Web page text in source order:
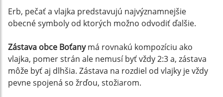
Erb, pečať a vlajka predstavujú najvýznamnejšie
obecné symboly od ktorých možno odvodiť ďalšie.
Zástava obce Boťanymá rovnakú kompozíciu ako
vlajka, pomer strán ale nemusí byť vždy 2:3 a, zástava
môže byť aj dlhšia. Zástava na rozdiel od vlajky je vždy
pevne spojená so žrďou, stožiarom.